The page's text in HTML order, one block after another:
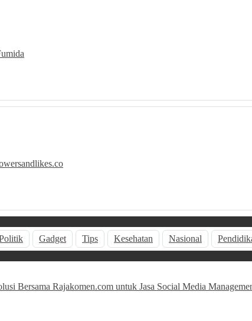
Gadget Tips Kesehatan Nasional
Bersama Rajakomen.com untuk Jasa Social Media